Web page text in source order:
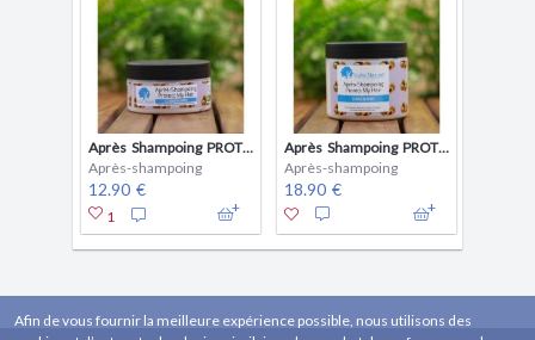
Après Shampoing PROTECT MY HAIR - 100 ml
Après-shampoing
12.90 €
1
Après Shampoing PROTECT MY HAIR - 200 ml
Après-shampoing
18.90 €
Afin de vous fournir la meilleure expérience possible, nous utilisons des